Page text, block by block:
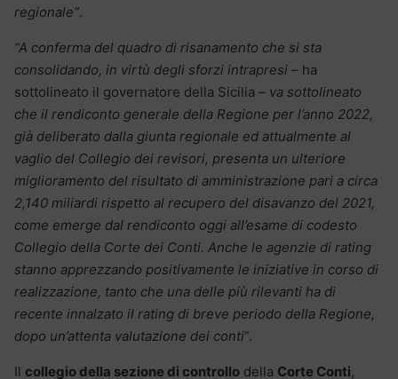
regionale”.
“A conferma del quadro di risanamento che si sta
consolidando, in virtù degli sforzi intrapresi – ha
sottolineato il governatore della Sicilia – va sottolineato
che il rendiconto generale della Regione per l’anno 2022,
già deliberato dalla giunta regionale ed attualmente al
vaglio del Collegio dei revisori, presenta un ulteriore
miglioramento del risultato di amministrazione pari a circa
2,140 miliardi rispetto al recupero del disavanzo del 2021,
come emerge dal rendiconto oggi all’esame di codesto
Collegio della Corte dei Conti. Anche le agenzie di rating
stanno apprezzando positivamente le iniziative in corso di
realizzazione, tanto che una delle più rilevanti ha di
recente innalzato il rating di breve periodo della Regione,
dopo un’attenta valutazione dei conti“.
Il collegio della sezione di controllo della Corte Conti,